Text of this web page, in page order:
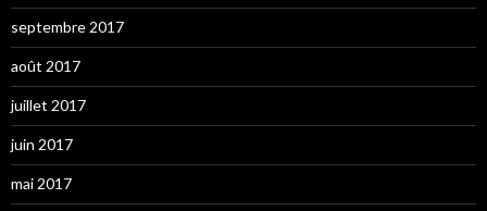
septembre 2017
août 2017
juillet 2017
juin 2017
mai 2017